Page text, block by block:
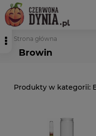
Strona główna
Browin